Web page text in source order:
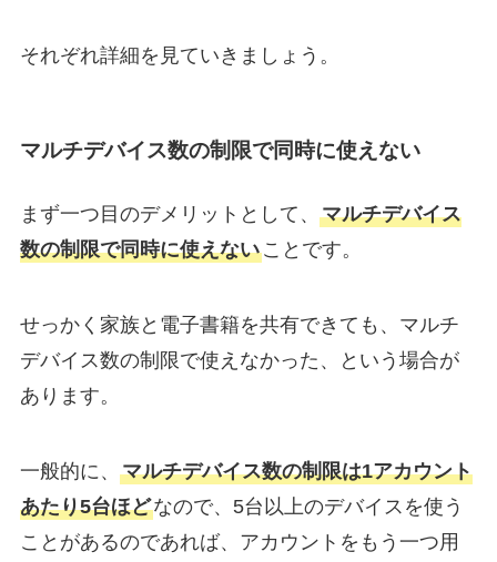
それぞれ詳細を見ていきましょう。
マルチデバイス数の制限で同時に使えない
まず一つ目のデメリットとして、 マルチデバイス
数の制限で同時に使えないことです。
せっかく家族と電子書籍を共有できても、マルチ
デバイス数の制限で使えなかった、という場合が
あります。
一般的に、 マルチデバイス数の制限は1アカウント
あたり5台ほどなので、5台以上のデバイスを使う
ことがあるのであれば、アカウントをもう一つ用